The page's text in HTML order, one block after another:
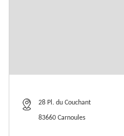
28 Pl. du Couchant
83660 Carnoules